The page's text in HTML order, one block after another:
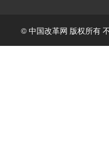
© 中国改革网 版权所有